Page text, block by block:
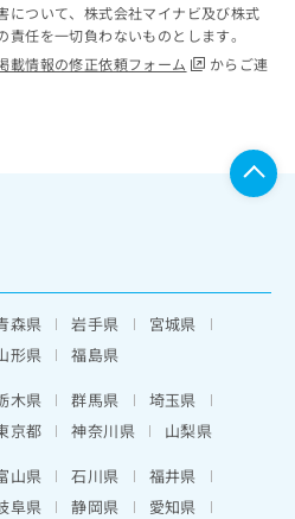
について、株式会社マイナビ及び株式
任を一切負わないものとします。
載情報の修正依頼フォーム
からご連
森県 岩手県
宮城県
形県
福島県
木県 群馬県
埼玉県
京都 神奈川県
山梨県
山県 石川県
福井県
阜県 静岡県
愛知県